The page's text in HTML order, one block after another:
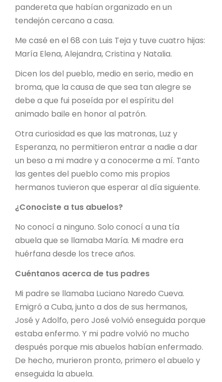
pandereta que habían organizado en un
tendejón cercano a casa.
Me casé en el 68 con Luis Teja y tuve cuatro hijas:
María Elena, Alejandra, Cristina y Natalia.
Dicen los del pueblo, medio en serio, medio en
broma, que la causa de que sea tan alegre se
debe a que fui poseída por el espíritu del
animado baile en honor al patrón.
Otra curiosidad es que las matronas, Luz y
Esperanza, no permitieron entrar a nadie a dar
un beso a mi madre y a conocerme a mí. Tanto
las gentes del pueblo como mis propios
hermanos tuvieron que esperar al día siguiente.
¿Conociste a tus abuelos?
No conocí a ninguno. Solo conocí a una tía
abuela que se llamaba María. Mi madre era
huérfana desde los trece años.
Cuéntanos acerca de tus padres
Mi padre se llamaba Luciano Naredo Cueva.
Emigró a Cuba, junto a dos de sus hermanos,
José y Adolfo, pero José volvió enseguida porque
estaba enfermo. Y mi padre volvió no mucho
después porque mis abuelos habían enfermado.
De hecho, murieron pronto, primero el abuelo y
enseguida la abuela.